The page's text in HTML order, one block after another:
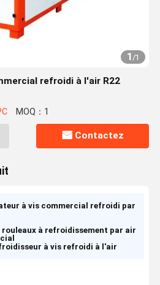
1/1
refroidi à l'air R22
MOQ：1
Contactez
à vis commercial refroidi par
rouleaux à refroidissement par air
à vis refroidi à l'air